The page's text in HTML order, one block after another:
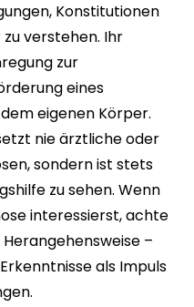
Konstitutionen
verstehen. Ihr
zur
eines
eigenen Körper.
nie ärztliche oder
sondern ist stets
zu sehen. Wenn
interessierst, achte
–
als Impuls